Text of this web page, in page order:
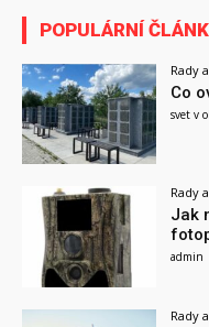
POPULÁRNÍ
Rady
Co
svet v
Rady
Jak
admin
Rady